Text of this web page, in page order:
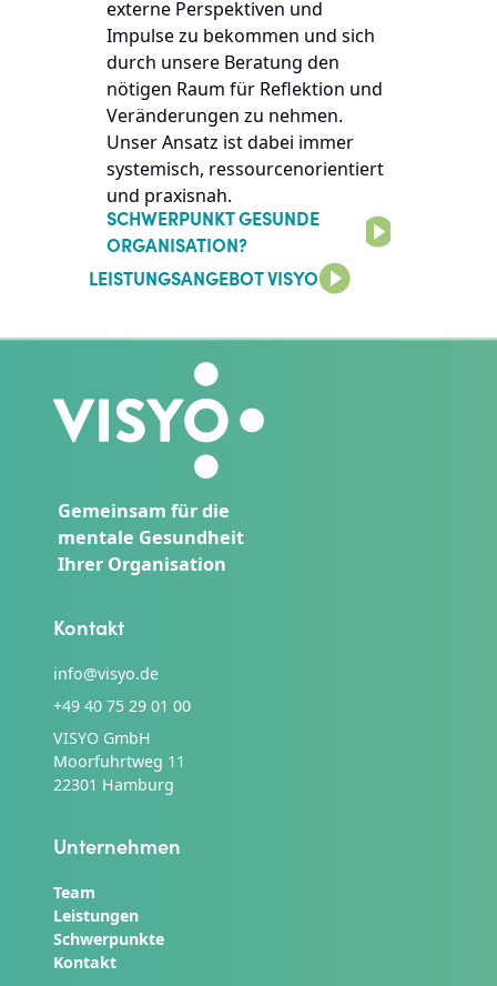
externe Perspektiven und
Impulse zu bekommen und sich
durch unsere Beratung den
nötigen Raum für Reflektion und
Veränderungen zu nehmen.
Unser Ansatz ist dabei immer
systemisch, ressourcenorientiert
und praxisnah.
SCHWERPUNKT GESUNDE
ORGANISATION?
LEISTUNGSANGEBOT VISYO
Gemeinsam für die
mentale Gesundheit
Ihrer Organisation
Kontakt
info@visyo.de
+49 40 75 29 01 00
VISYO GmbH
Moorfuhrtweg 11
22301 Hamburg
Unternehmen
Team
Leistungen
Schwerpunkte
Kontakt